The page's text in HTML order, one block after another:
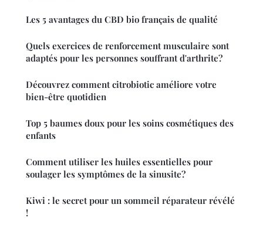
Les 5 avantages du CBD bio français de qualité
Quels exercices de renforcement musculaire sont
adaptés pour les personnes souffrant d'arthrite?
Découvrez comment citrobiotic améliore votre
bien-être quotidien
Top 5 baumes doux pour les soins cosmétiques des
enfants
Comment utiliser les huiles essentielles pour
soulager les symptômes de la sinusite?
Kiwi : le secret pour un sommeil réparateur révélé
!